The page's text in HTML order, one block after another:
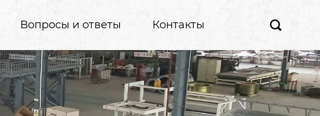
Вопросы и ответы Контакты 